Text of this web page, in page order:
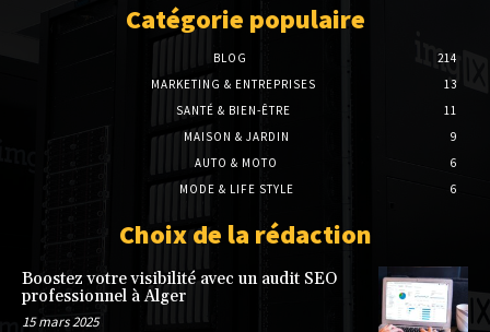
Catégorie populaire
BLOG
214
MARKETING & ENTREPRISES
13
SANTÉ & BIEN-ÊTRE
11
MAISON & JARDIN
9
AUTO & MOTO
6
MODE & LIFE STYLE
6
Choix de la rédaction
Boostez votre visibilité avec un audit SEO
professionnel à Alger
15 mars 2025